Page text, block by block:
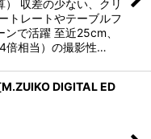
収差の少ない、クリ
トレートやテーブルフ
で活躍 至近25cm、
倍相当）の撮影性…
M.ZUIKO DIGITAL ED